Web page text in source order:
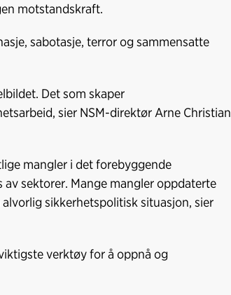
motstandskraft.
sabotasje, terror og sammensatte
Det som skaper
sier NSM-direktør Arne Christian
mangler i det forebyggende
sektorer. Mange mangler oppdaterte
sikkerhetspolitisk situasjon, sier
verktøy for å oppnå og